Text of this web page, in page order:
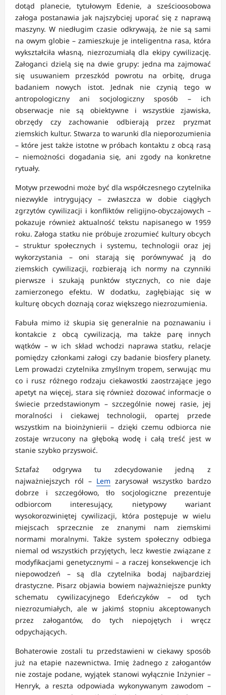
dotąd planecie, tytułowym Edenie, a sześcioosobowa
załoga postanawia jak najszybciej uporać się z naprawą
maszyny. W niedługim czasie odkrywają, że nie są sami
na owym globie – zamieszkuje je inteligentna rasa, która
wykształciła własną, niezrozumiałą dla ekipy cywilizację.
Załoganci dzielą się na dwie grupy: jedna ma zajmować
się usuwaniem przeszkód powrotu na orbitę, druga
badaniem nowych istot. Jednak nie czynią tego w
antropologiczny ani socjologiczny sposób – ich
obserwacje nie są obiektywne i wszystkie zjawiska,
obrzędy czy zachowanie odbierają przez pryzmat
ziemskich kultur. Stwarza to warunki dla nieporozumienia
– które jest także istotne w próbach kontaktu z obcą rasą
– niemożności dogadania się, ani zgody na konkretne
rytuały.
Motyw przewodni może być dla współczesnego czytelnika
niezwykle intrygujący – zwłaszcza w dobie ciągłych
zgrzytów cywilizacji i konfliktów religijno-obyczajowych –
pokazuje również aktualność tekstu napisanego w 1959
roku. Załoga statku nie próbuje zrozumieć kultury obcych
– struktur społecznych i systemu, technologii oraz jej
wykorzystania – oni starają się porównywać ją do
ziemskich cywilizacji, rozbierają ich normy na czynniki
pierwsze i szukają punktów stycznych, co nie daje
zamierzonego efektu. W dodatku, zagłębiając się w
kulturę obcych doznają coraz większego niezrozumienia.
Fabuła mimo iż skupia się generalnie na poznawaniu i
kontakcie z obcą cywilizacją, ma także parę innych
wątków – w ich skład wchodzi naprawa statku, relacje
pomiędzy członkami załogi czy badanie biosfery planety.
Lem prowadzi czytelnika zmyślnym tropem, serwując mu
co i rusz różnego rodzaju ciekawostki zaostrzające jego
apetyt na więcej, stara się również dozować informacje o
świecie przedstawionym – szczególnie nowej rasie, jej
moralności i ciekawej technologii, opartej przede
wszystkim na bioinżynierii – dzięki czemu odbiorca nie
zostaje wrzucony na głęboką wodę i całą treść jest w
stanie szybko przyswoić.
Sztafaż odgrywa tu zdecydowanie jedną z
najważniejszych ról – Lem zarysował wszystko bardzo
dobrze i szczegółowo, tło socjologiczne prezentuje
odbiorcom interesujący, nietypowy wariant
wysokorozwiniętej cywilizacji, która postępuje w wielu
miejscach sprzecznie ze znanymi nam ziemskimi
normami moralnymi. Także system społeczny odbiega
niemal od wszystkich przyjętych, lecz kwestie związane z
modyfikacjami genetycznymi – a raczej konsekwencje ich
niepowodzeń – są dla czytelnika bodaj najbardziej
drastyczne. Pisarz objawia bowiem najważniejsze punkty
schematu cywilizacyjnego Edeńczyków – od tych
niezrozumiałych, ale w jakimś stopniu akceptowanych
przez załogantów, do tych niepojętych i wręcz
odpychających.
Bohaterowie zostali tu przedstawieni w ciekawy sposób
już na etapie nazewnictwa. Imię żadnego z załogantów
nie zostaje podane, wyjątek stanowi wyłącznie Inżynier –
Henryk, a reszta odpowiada wykonywanym zawodom –